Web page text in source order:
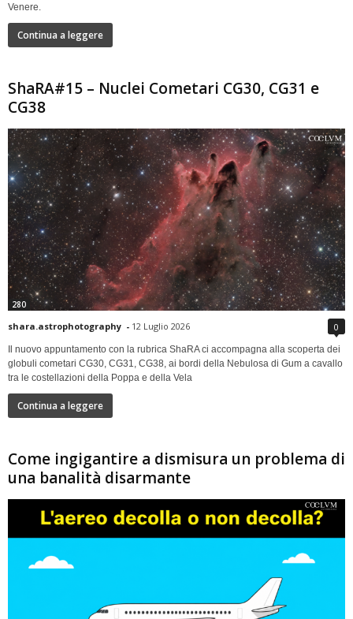
Venere.
Continua a leggere
ShaRA#15 – Nuclei Cometari CG30, CG31 e
CG38
280
shara.astrophotography - 12 Luglio 2026 0
Il nuovo appuntamento con la rubrica ShaRA ci accompagna alla scoperta dei
globuli cometari CG30, CG31, CG38, ai bordi della Nebulosa di Gum a cavallo
tra le costellazioni della Poppa e della Vela
Continua a leggere
Come ingigantire a dismisura un problema di
una banalità disarmante